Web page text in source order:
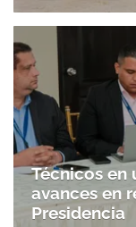
Técnicos en
avances en
Presidencia